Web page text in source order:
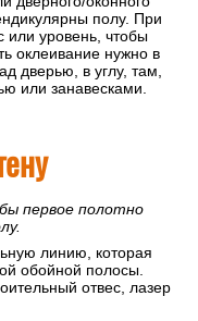
полу. При
или уровень, чтобы
оклеивание нужно в
дверью, в углу, там,
или занавесками.
первое полотно
линию, которая
обойной полосы.
отвес, лазер